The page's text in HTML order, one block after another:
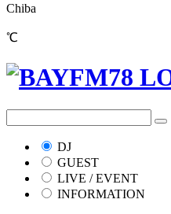
Chiba
℃
DJ
GUEST
LIVE / EVENT
INFORMATION